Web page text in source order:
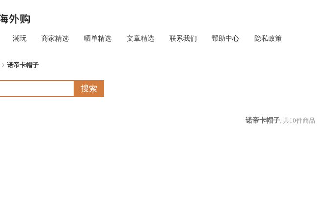
潮玩 商家精选 晒单精选 文章精选 联系我们 帮助中心 隐私政策
诺帝卡帽子
搜索
诺帝卡帽子, 共10件商品